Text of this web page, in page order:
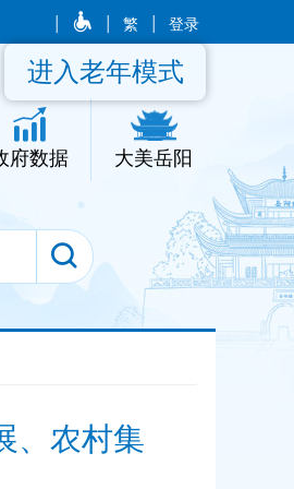
繁 登录
府数据 大美岳阳
进入老年模式
、农村集